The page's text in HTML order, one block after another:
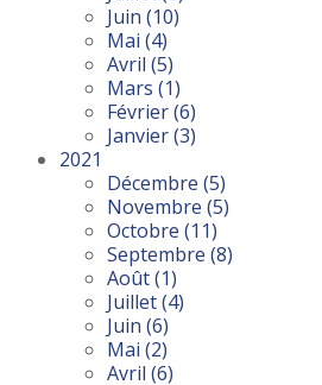
Juin (10)
Mai (4)
Avril (5)
Mars (1)
Février(6)
Janvier(3)
2021
Décembre (5)
Novembre (5)
Octobre (11)
Septembre (8)
Août(1)
Juillet(4)
Juin (6)
Mai (2)
Avril (6)